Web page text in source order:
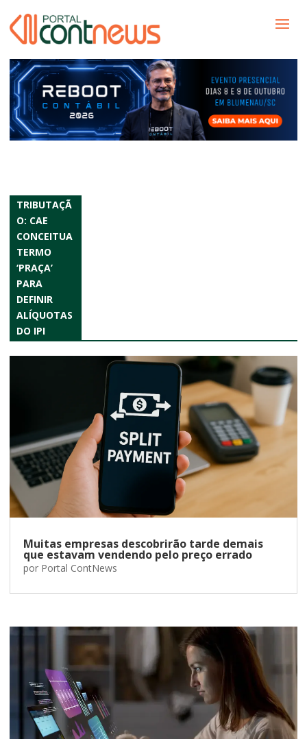
TRIBUTAÇÃ
O: CAE
CONCEITUA
TERMO
‘PRAÇA’
PARA
DEFINIR
ALÍQUOTAS
DO IPI
Muitas empresas descobrirão tarde demais
que estavam vendendo pelo preço errado
por Portal ContNews